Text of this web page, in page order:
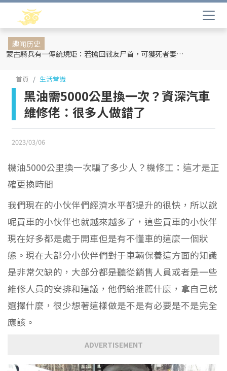
趣闻历史
蒙古騎兵有一傳統規矩：若搶回戰友尸首，可獲死者妻妾和全部牲畜
首頁 生活常識
黑油需5000公里換一次？資深汽車
維修佬：很多人做錯了
2023/03/06
機油5000公里換一次騙了多少人？機修工：這才是正
確更換時間
我們現在的小伙伴們經濟水平都提升的很快，所以說
呢買車的小伙伴也就越來越多了，這些買車的小伙伴
現在好多都是處于開車但是有不懂車的這麼一個狀
態。現在大部分小伙伴們對于車輛保養這方面的知識
是非常欠缺的，大部分都是聽從銷售人員或者是一些
維修人員的安排和建議，他們給推薦什麼，拿自己就
選擇什麼，很少想著這樣做是不是有必要是不是完全
應該。
ADVERTISEMENT